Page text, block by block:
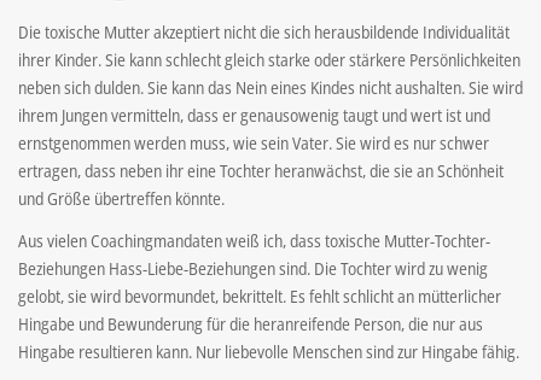
Die toxische Mutter akzeptiert nicht die sich herausbildende Individualität
ihrer Kinder. Sie kann schlecht gleich starke oder stärkere Persönlichkeiten
neben sich dulden. Sie kann das Nein eines Kindes nicht aushalten. Sie wird
ihrem Jungen vermitteln, dass er genausowenig taugt und wert ist und
ernstgenommen werden muss, wie sein Vater. Sie wird es nur schwer
ertragen, dass neben ihr eine Tochter heranwächst, die sie an Schönheit
und Größe übertreffen könnte.
Aus vielen Coachingmandaten weiß ich, dass toxische Mutter-Tochter-
Beziehungen Hass-Liebe-Beziehungen sind. Die Tochter wird zu wenig
gelobt, sie wird bevormundet, bekrittelt. Es fehlt schlicht an mütterlicher
Hingabe und Bewunderung für die heranreifende Person, die nur aus
Hingabe resultieren kann. Nur liebevolle Menschen sind zur Hingabe fähig.